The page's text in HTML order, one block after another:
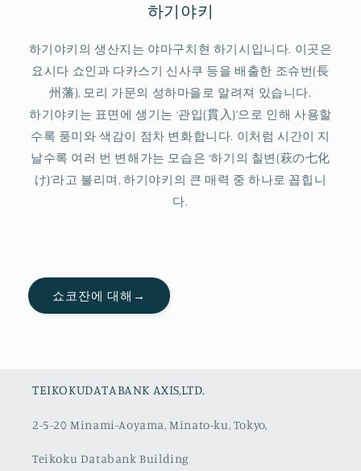
하기야키
하기야키의 생산지는 야마구치현 하기시입니다. 이곳은
요시다 쇼인과 다카스기 신사쿠 등을 배출한 조슈번(長
州藩), 모리 가문의 성하마을로 알려져 있습니다.
하기야키는 표면에 생기는 ‘관입(貫入)’으로 인해 사용할
수록 풍미와 색감이 점차 변화합니다. 이처럼 시간이 지
날수록 여러 번 변해가는 모습은 ‘하기의 칠변(萩の七化
け)’라고 불리며, 하기야키의 큰 매력 중 하나로 꼽힙니
다.
쇼코잔에 대해→
TEIKOKUDATABANK AXIS,LTD.
2-5-20 Minami-Aoyama, Minato-ku, Tokyo,
Teikoku Databank Building